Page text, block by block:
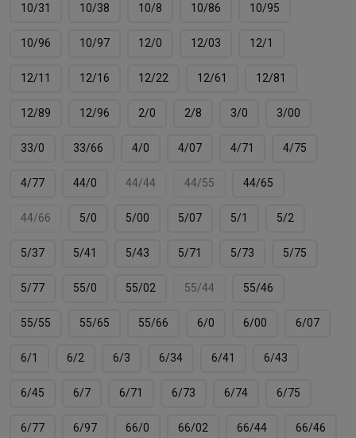
10/31 10/38 10/8 10/86 10/95
10/96 10/97 12/0 12/03 12/1
12/11 12/16 12/22 12/61 12/81
12/89 12/96 2/0 2/8 3/0 3/00
33/0 33/66 4/0 4/07 4/71 4/75
4/77 44/0 44/44 44/55 44/65
44/66 5/0 5/00 5/07 5/1 5/2
5/37 5/41 5/43 5/71 5/73 5/75
5/77 55/0 55/02 55/44 55/46
55/55 55/65 55/66 6/0 6/00 6/07
6/1 6/2 6/3 6/34 6/41 6/43
6/45 6/7 6/71 6/73 6/74 6/75
6/77 6/97 66/0 66/02 66/44 66/46